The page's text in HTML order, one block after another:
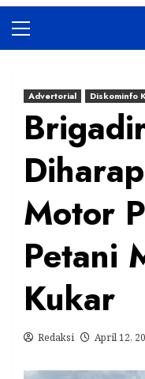
Menu
Advertorial Diskominfo
Motor
Petani
Kukar
Redaksi April 12,